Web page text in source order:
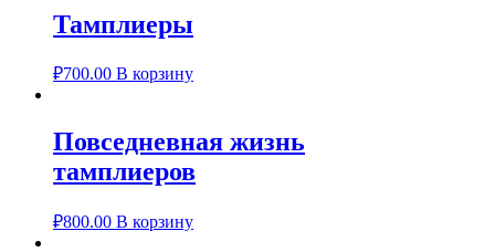
Тамплиеры
₽700.00 В корзину
Повседневная жизнь
тамплиеров
₽800.00 В корзину